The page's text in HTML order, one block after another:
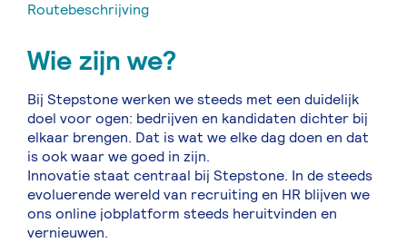
Routebeschrijving
Wie zijn we?
Bij Stepstone werken we steeds met een duidelijk
doel voor ogen: bedrijven en kandidaten dichter bij
elkaar brengen. Dat is wat we elke dag doen en dat
is ook waar we goed in zijn.
Innovatie staat centraal bij Stepstone. In de steeds
evoluerende wereld van recruiting en HR blijven we
ons online jobplatform steeds heruitvinden en
vernieuwen.